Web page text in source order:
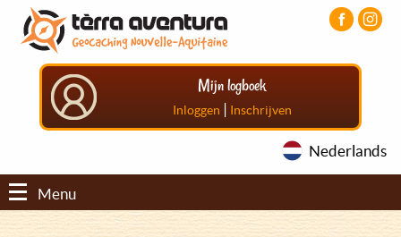
Overslaan
naar
Aller
menu
principal
Aller
pied
Mijn logboek
Inloggen | Inschrijven
Nederlands
Menu